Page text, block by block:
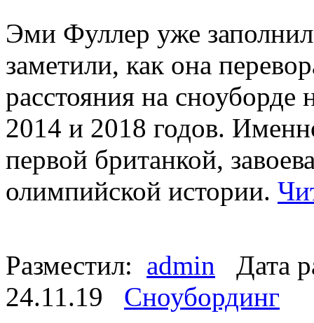
Эми Фуллер уже
заметили, как она
расстояния на
2014 и 2018 годов.
первой британкой,
олимпийской истории.
Разместил: admin Дата
24.11.19 Сноубординг